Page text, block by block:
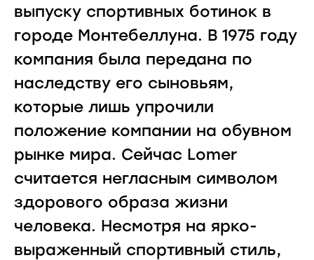
выпуску спортивных ботинок в
городе Монтебеллуна. В 1975 году
компания была передана по
наследству его сыновьям,
которые лишь упрочили
положение компании на обувном
рынке мира. Сейчас Lomer
считается негласным символом
здорового образа жизни
человека. Несмотря на ярко-
выраженный спортивный стиль,